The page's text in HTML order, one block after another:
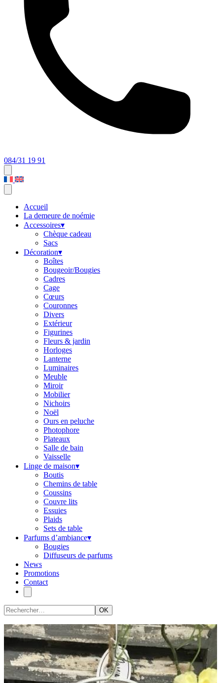
084/31 19 91
Accueil
La demeure de noémie
Accessoires▾
Chèque cadeau
Sacs
Décoration▾
Boîtes
Bougeoir/Bougies
Cadres
Cage
Cœurs
Couronnes
Divers
Extérieur
Figurines
Fleurs & jardin
Horloges
Lanterne
Luminaires
Meuble
Miroir
Mobilier
Nichoirs
Noël
Ours en peluche
Photophore
Plateaux
Salle de bain
Vaisselle
Linge de maison▾
Boutis
Chemins de table
Coussins
Couvre lits
Essuies
Plaids
Sets de table
Parfums d’ambiance▾
Bougies
Diffuseurs de parfums
News
Promotions
Contact
OK